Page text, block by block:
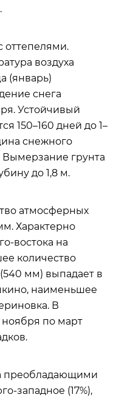
оттепелями.
воздуха
(январь)
снега
Устойчивый
150–160 дней до 1–
снежного
Вымерзание грунта
до 1,8 м.
атмосферных
Характерно
востока на
количество
мм) выпадает в
наименьшее
В
по март
преобладающими
западное (17%),